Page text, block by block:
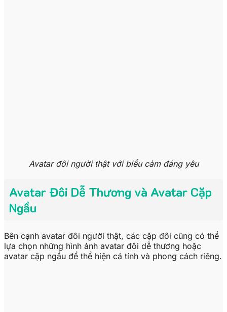
Avatar đôi người thật với biểu cảm đáng yêu
Avatar Đôi Dễ Thương và Avatar Cặp
Ngầu
Bên cạnh avatar đôi người thật, các cặp đôi cũng có thể
lựa chọn những hình ảnh avatar đôi dễ thương hoặc
avatar cặp ngầu để thể hiện cá tính và phong cách riêng.